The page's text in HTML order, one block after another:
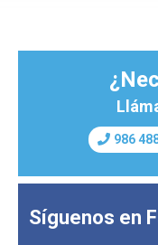
986
Síguenos en